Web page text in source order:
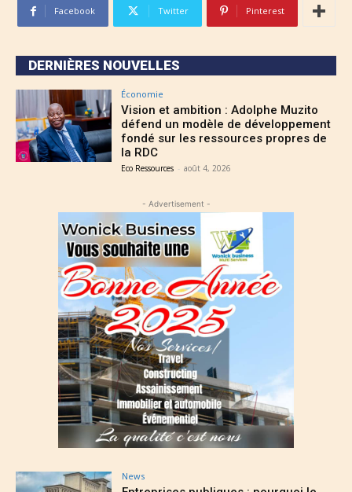
Facebook Twitter Pinterest
DERNIÈRES NOUVELLES
Économie
Vision et ambition : Adolphe Muzito
défend un modèle de développement
fondé sur les ressources propres de
la RDC
Eco Ressources - août 4, 2026
- Advertisement -
News